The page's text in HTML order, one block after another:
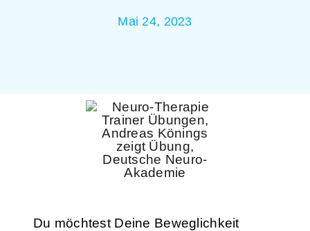
Mai 24, 2023
Du möchtest Deine Beweglichkeit